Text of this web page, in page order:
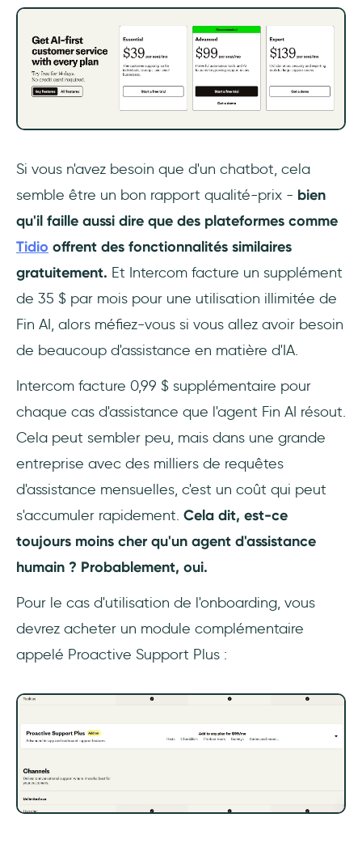
Si vous n'avez besoin que d'un chatbot, cela
semble être un bon rapport qualité-prix - bien
qu'il faille aussi dire que des plateformes comme
Tidio offrent des fonctionnalités similaires
gratuitement. Et Intercom facture un supplément
de 35 $ par mois pour une utilisation illimitée de
Fin AI, alors méfiez-vous si vous allez avoir besoin
de beaucoup d'assistance en matière d'IA.
Intercom facture 0,99 $ supplémentaire pour
chaque cas d'assistance que l'agent Fin AI résout.
Cela peut sembler peu, mais dans une grande
entreprise avec des milliers de requêtes
d'assistance mensuelles, c'est un coût qui peut
s'accumuler rapidement. Cela dit, est-ce
toujours moins cher qu'un agent d'assistance
humain ? Probablement, oui.
Pour le cas d'utilisation de l'onboarding, vous
devrez acheter un module complémentaire
appelé Proactive Support Plus :